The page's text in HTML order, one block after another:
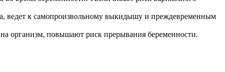
ведет к самопроизвольному выкидышу и преждевременным
организм, повышают риск прерывания беременности.